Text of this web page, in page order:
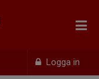
Logga in